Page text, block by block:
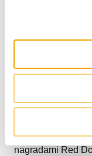
Pri Schiedlu se
potrebe strank in
obstoječe
izdelke, izvajamo
stremljenje k
nagradami Red